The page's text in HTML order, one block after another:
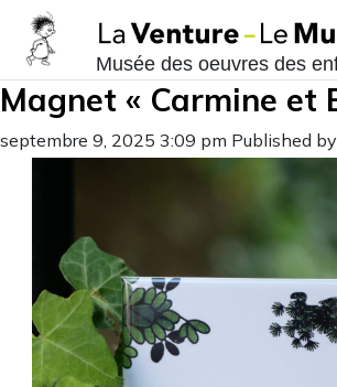
Musée des oeuvres des
Magnet « Carmine et
septembre 9, 2025 3:09 pm Published by